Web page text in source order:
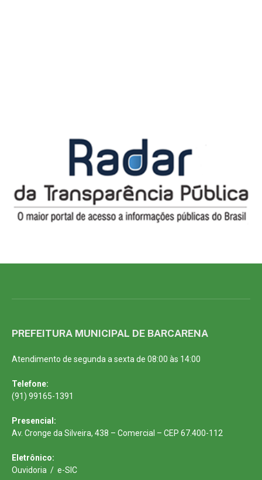
PREFEITURA MUNICIPAL DE BARCARENA
Atendimento de segunda a sexta de 08:00 às 14:00
Telefone:
(91) 99165-1391
Presencial:
Av. Cronge da Silveira, 438 – Comercial – CEP 67.400-112
Eletrônico:
Ouvidoria / e-SIC